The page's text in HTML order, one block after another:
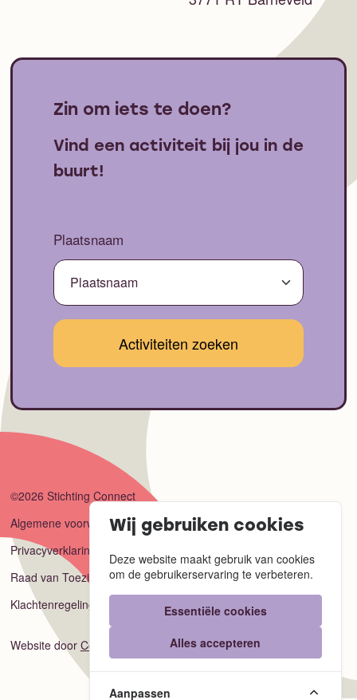
Zin om iets te doen?
Vind een activiteit bij jou in de
buurt!
Plaatsnaam
©2026 Stichting Connect
Algemene voorwaarden
Privacyverklaring
Raad van Toezicht
Klachtenregeling
Website door Code Blauw
Wij gebruiken cookies
Deze website maakt gebruik van cookies
om de gebruikerservaring te verbeteren.
Essentiële cookies
Alles accepteren
Aanpassen